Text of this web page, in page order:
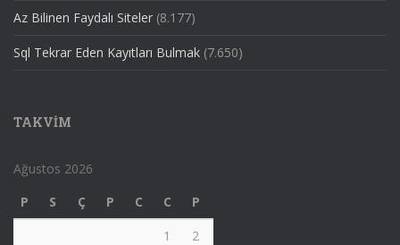
Az Bilinen Faydalı Siteler (8.177)
Sql Tekrar Eden Kayıtları Bulmak (7.650)
TAKVIM
Ağustos 2026
P
S Ç P C C
P
1
2